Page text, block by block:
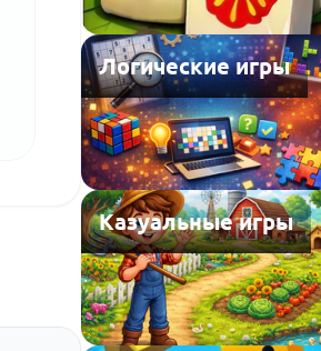
Логические игры
Казуальные игры